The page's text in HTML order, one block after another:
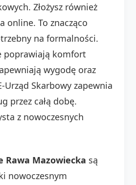
Złożysz również
online. To znacząco
na formalności.
poprawiają komfort
wygodę oraz
Urząd Skarbowy zapewnia
przez całą dobę.
z nowoczesnych
Rawa Mazowiecka są
nowoczesnym